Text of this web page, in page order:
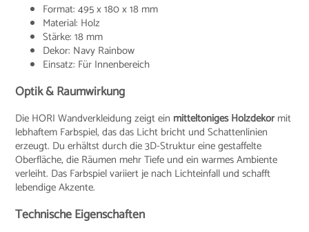
Format: 495 x 180 x 18 mm
Material: Holz
Stärke: 18 mm
Dekor: Navy Rainbow
Einsatz: Für Innenbereich
Optik & Raumwirkung
Die HORI Wandverkleidung zeigt ein mitteltoniges Holzdekormit
lebhaftem Farbspiel, das das Licht bricht und Schattenlinien
erzeugt. Du erhältst durch die 3D-Struktur eine gestaffelte
Oberfläche, die Räumen mehr Tiefe und ein warmes Ambiente
verleiht. Das Farbspiel variiert je nach Lichteinfall und schafft
lebendige Akzente.
Technische Eigenschaften